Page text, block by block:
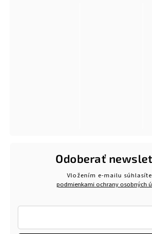
Odoberať
Vložením e-mailu
podmienkami ochrany osobných